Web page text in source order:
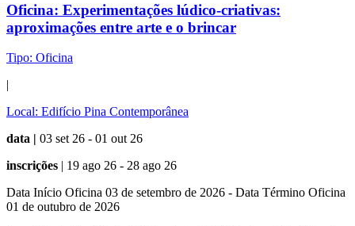
Oficina: Experimentações lúdico-criativas:
aproximações entre arte e o brincar
Tipo: Oficina
|
Local: Edifício Pina Contemporânea
data | 03 set 26 - 01 out 26
inscrições | 19 ago 26 - 28 ago 26
Data Início Oficina 03 de setembro de 2026 - Data Término Oficina
01 de outubro de 2026